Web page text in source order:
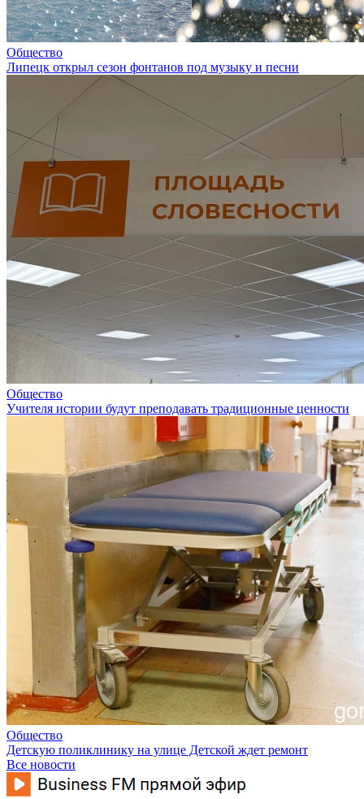
Общество
Липецк открыл сезон фонтанов под музыку и песни
Общество
Учителя истории будут преподавать традиционные ценности
Общество
Детскую поликлинику на улице Детской ждет ремонт
Все новости